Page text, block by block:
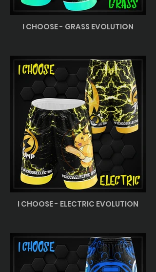
I CHOOSE - GRASS EVOLUTION
I CHOOSE - ELECTRIC EVOLUTION